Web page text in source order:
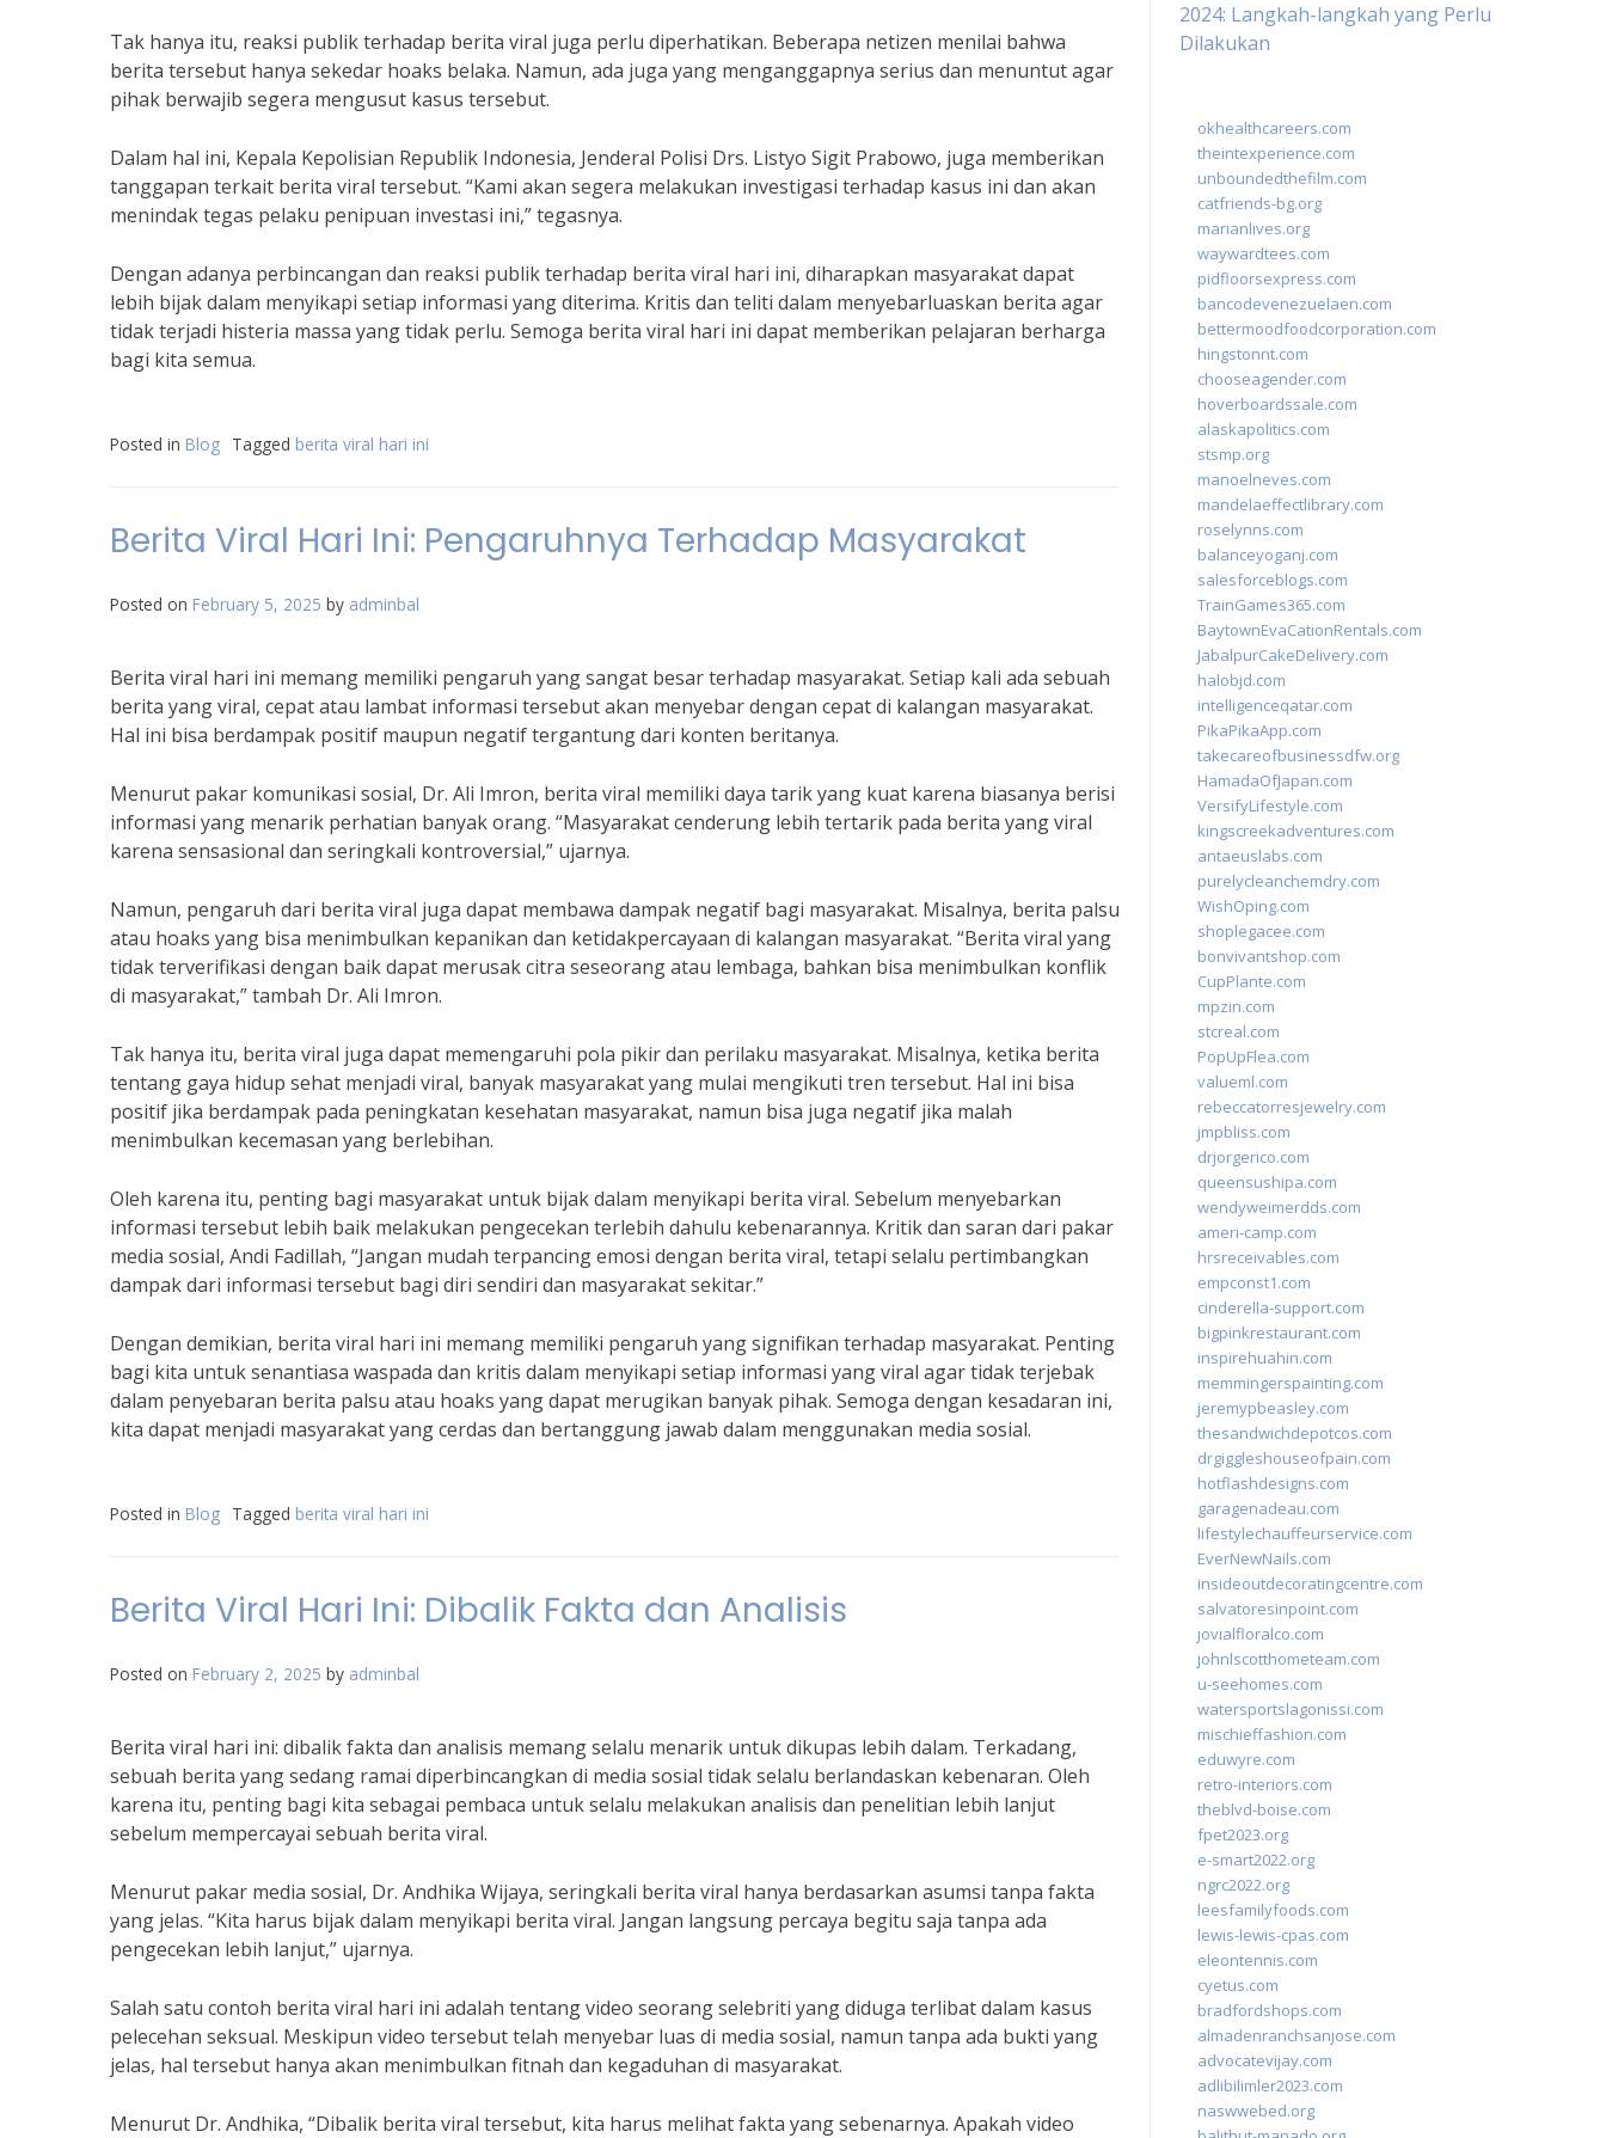
Tak hanya itu, reaksi publik terhadap berita viral juga perlu diperhatikan. Beberapa netizen menilai bahwa
berita tersebut hanya sekedar hoaks belaka. Namun, ada juga yang menganggapnya serius dan menuntut agar
pihak berwajib segera mengusut kasus tersebut.
Dalam hal ini, Kepala Kepolisian Republik Indonesia, Jenderal Polisi Drs. Listyo Sigit Prabowo, juga memberikan
tanggapan terkait berita viral tersebut. “Kami akan segera melakukan investigasi terhadap kasus ini dan akan
menindak tegas pelaku penipuan investasi ini,” tegasnya.
Dengan adanya perbincangan dan reaksi publik terhadap berita viral hari ini, diharapkan masyarakat dapat
lebih bijak dalam menyikapi setiap informasi yang diterima. Kritis dan teliti dalam menyebarluaskan berita agar
tidak terjadi histeria massa yang tidak perlu. Semoga berita viral hari ini dapat memberikan pelajaran berharga
bagi kita semua.
Posted in Blog Tagged berita viral hari ini
Berita Viral Hari Ini: Pengaruhnya Terhadap Masyarakat
Posted on February 5, 2025 by adminbal
Berita viral hari ini memang memiliki pengaruh yang sangat besar terhadap masyarakat. Setiap kali ada sebuah
berita yang viral, cepat atau lambat informasi tersebut akan menyebar dengan cepat di kalangan masyarakat.
Hal ini bisa berdampak positif maupun negatif tergantung dari konten beritanya.
Menurut pakar komunikasi sosial, Dr. Ali Imron, berita viral memiliki daya tarik yang kuat karena biasanya berisi
informasi yang menarik perhatian banyak orang. “Masyarakat cenderung lebih tertarik pada berita yang viral
karena sensasional dan seringkali kontroversial,” ujarnya.
Namun, pengaruh dari berita viral juga dapat membawa dampak negatif bagi masyarakat. Misalnya, berita palsu
atau hoaks yang bisa menimbulkan kepanikan dan ketidakpercayaan di kalangan masyarakat. “Berita viral yang
tidak terverifikasi dengan baik dapat merusak citra seseorang atau lembaga, bahkan bisa menimbulkan konflik
di masyarakat,” tambah Dr. Ali Imron.
Tak hanya itu, berita viral juga dapat memengaruhi pola pikir dan perilaku masyarakat. Misalnya, ketika berita
tentang gaya hidup sehat menjadi viral, banyak masyarakat yang mulai mengikuti tren tersebut. Hal ini bisa
positif jika berdampak pada peningkatan kesehatan masyarakat, namun bisa juga negatif jika malah
menimbulkan kecemasan yang berlebihan.
Oleh karena itu, penting bagi masyarakat untuk bijak dalam menyikapi berita viral. Sebelum menyebarkan
informasi tersebut lebih baik melakukan pengecekan terlebih dahulu kebenarannya. Kritik dan saran dari pakar
media sosial, Andi Fadillah, “Jangan mudah terpancing emosi dengan berita viral, tetapi selalu pertimbangkan
dampak dari informasi tersebut bagi diri sendiri dan masyarakat sekitar.”
Dengan demikian, berita viral hari ini memang memiliki pengaruh yang signifikan terhadap masyarakat. Penting
bagi kita untuk senantiasa waspada dan kritis dalam menyikapi setiap informasi yang viral agar tidak terjebak
dalam penyebaran berita palsu atau hoaks yang dapat merugikan banyak pihak. Semoga dengan kesadaran ini,
kita dapat menjadi masyarakat yang cerdas dan bertanggung jawab dalam menggunakan media sosial.
Posted in Blog Tagged berita viral hari ini
Berita Viral Hari Ini: Dibalik Fakta dan Analisis
Posted on February 2, 2025 by adminbal
Berita viral hari ini: dibalik fakta dan analisis memang selalu menarik untuk dikupas lebih dalam. Terkadang,
sebuah berita yang sedang ramai diperbincangkan di media sosial tidak selalu berlandaskan kebenaran. Oleh
karena itu, penting bagi kita sebagai pembaca untuk selalu melakukan analisis dan penelitian lebih lanjut
sebelum mempercayai sebuah berita viral.
Menurut pakar media sosial, Dr. Andhika Wijaya, seringkali berita viral hanya berdasarkan asumsi tanpa fakta
yang jelas. “Kita harus bijak dalam menyikapi berita viral. Jangan langsung percaya begitu saja tanpa ada
pengecekan lebih lanjut,” ujarnya.
Salah satu contoh berita viral hari ini adalah tentang video seorang selebriti yang diduga terlibat dalam kasus
pelecehan seksual. Meskipun video tersebut telah menyebar luas di media sosial, namun tanpa ada bukti yang
jelas, hal tersebut hanya akan menimbulkan fitnah dan kegaduhan di masyarakat.
Menurut Dr. Andhika, “Dibalik berita viral tersebut, kita harus melihat fakta yang sebenarnya. Apakah video
2024: Langkah-langkah yang Perlu
Dilakukan
okhealthcareers.com
theintexperience.com
unboundedthefilm.com
catfriends-bg.org
marianlives.org
waywardtees.com
pidfloorsexpress.com
bancodevenezuelaen.com
bettermoodfoodcorporation.com
hingstonnt.com
chooseagender.com
hoverboardssale.com
alaskapolitics.com
stsmp.org
manoelneves.com
mandelaeffectlibrary.com
roselynns.com
balanceyoganj.com
salesforceblogs.com
TrainGames365.com
BaytownEvaCationRentals.com
JabalpurCakeDelivery.com
halobjd.com
intelligenceqatar.com
PikaPikaApp.com
takecareofbusinessdfw.org
HamadaOfJapan.com
VersifyLifestyle.com
kingscreekadventures.com
antaeuslabs.com
purelycleanchemdry.com
WishOping.com
shoplegacee.com
bonvivantshop.com
CupPlante.com
mpzin.com
stcreal.com
PopUpFlea.com
valueml.com
rebeccatorresjewelry.com
jmpbliss.com
drjorgerico.com
queensushipa.com
wendyweimerdds.com
ameri-camp.com
hrsreceivables.com
empconst1.com
cinderella-support.com
bigpinkrestaurant.com
inspirehuahin.com
memmingerspainting.com
jeremypbeasley.com
thesandwichdepotcos.com
drgiggleshouseofpain.com
hotflashdesigns.com
garagenadeau.com
lifestylechauffeurservice.com
EverNewNails.com
insideoutdecoratingcentre.com
salvatoresinpoint.com
jovialfloralco.com
johnlscotthometeam.com
u-seehomes.com
watersportslagonissi.com
mischieffashion.com
eduwyre.com
retro-interiors.com
theblvd-boise.com
fpet2023.org
e-smart2022.org
ngrc2022.org
leesfamilyfoods.com
lewis-lewis-cpas.com
eleontennis.com
cyetus.com
bradfordshops.com
almadenranchsanjose.com
advocatevijay.com
adlibilimler2023.com
naswwebed.org